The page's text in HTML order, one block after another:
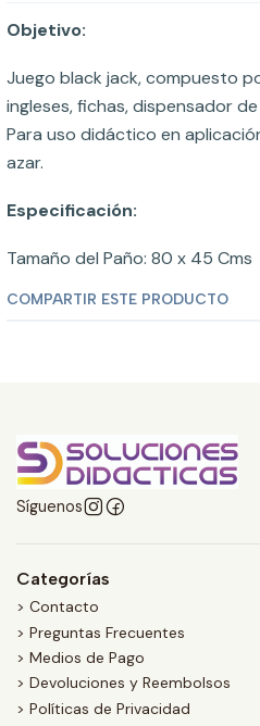
Objetivo:
Juego black jack, compuesto
ingleses, fichas, dispensador
Para uso didáctico en
azar.
Especificación:
Tamaño del Paño: 80 x 45 Cms
COMPARTIR ESTE PRODUCTO
Síguenos
Categorías
> Contacto
> Preguntas Frecuentes
> Medios de Pago
> Devoluciones y Reembolsos
> Políticas de Privacidad